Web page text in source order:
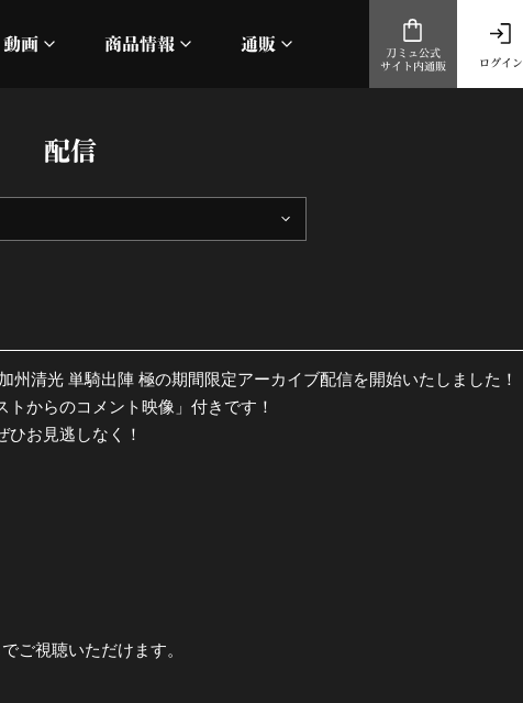
動画 商品情報
髭切 単騎出陣 ～夢幻泡影～
十周年記念 乱舞博覧会
通販
ログイン
刀ミュ公式
サイト内通販
配信
清光 単騎出陣 極の期間限定アーカイブ配信を開始いたしました！
からのコメント映像」付きです！
お見逃しなく！
ご視聴いただけます。